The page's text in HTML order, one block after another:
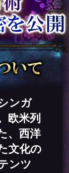
ンガ
欧米列
、西洋
文化の
ンツ